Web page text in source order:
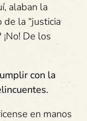
alaban la
la “justicia
De los
con la
en manos